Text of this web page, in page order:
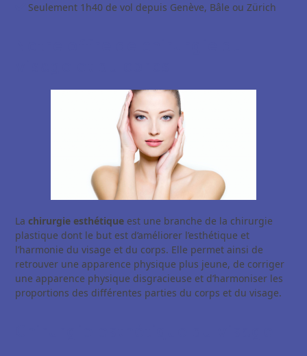
Seulement 1h40 de vol depuis Genève, Bâle ou Zürich
Lachirurgie esthétique est une branche de la chirurgie
plastique dont le but est d’améliorer l’esthétique et
l’harmonie du visage et du corps. Elle permet ainsi de
retrouver une apparence physique plus jeune, de corriger
une apparence physique disgracieuse et d’harmoniser les
proportions des différentes parties du corps et du visage.